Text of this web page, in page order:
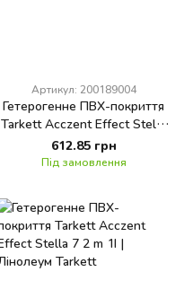
Артикул: 200189004
Гетерогенне ПВХ-покриття
Tarkett Acczent Effect Stella
3 2 m 1I
612.85 грн
Під замовлення